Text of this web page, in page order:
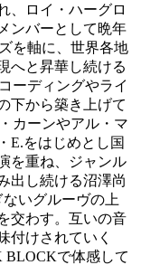
、ロイ・ハーグロ
ンバーとして晩年
を軸に、世界各地
へと昇華し続ける
ーディングやライ
下から築き上げて
カーンやアル・マ
E.をはじめとし国
を重ね、ジャンル
出し続ける沼澤尚
いグルーヴの上
交わす。互いの音
付けされていく
BLOCKで体感して